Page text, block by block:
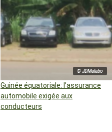
© JDMalabo
Guinée équatoriale: l’assurance
automobile exigée aux
conducteurs